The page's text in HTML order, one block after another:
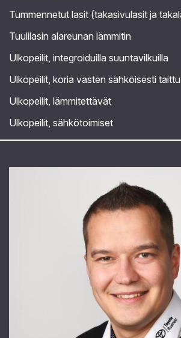
Tummennetut lasit (takasivulasit ja
Tuulilasin alareunan lämmitin
Ulkopeilit, integroiduilla suuntavilkuilla
Ulkopeilit, koria vasten sähköisesti
Ulkopeilit, lämmitettävät
Ulkopeilit, sähkötoimiset